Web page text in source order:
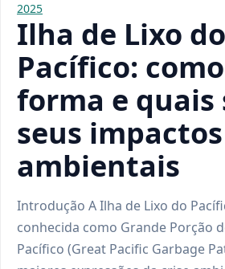
2025
Ilha de Lixo do
Pacífico:
forma e quais
seus impactos
ambientais
Introdução A Ilha de Lixo do
conhecida como Grande Porção
Pacífico (Great Pacific Garbage